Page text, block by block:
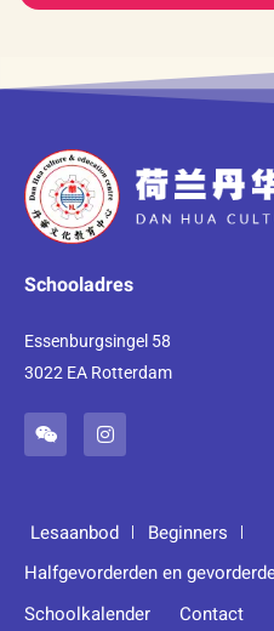
Schooladres
Essenburgsingel 58
3022 EA Rotterdam
Lesaanbod
Beginners
Halfgevorderden en
Schoolkalender
Contact